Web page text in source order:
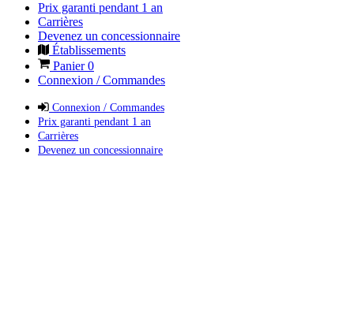
Prix garanti pendant 1 an
Carrières
Devenez un concessionnaire
Établissements
Panier0
Connexion / Commandes
Connexion / Commandes
Prix garanti pendant 1 an
Carrières
Devenez un concessionnaire